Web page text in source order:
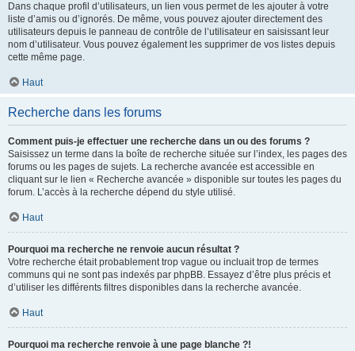
Dans chaque profil d’utilisateurs, un lien vous permet de les ajouter à votre
liste d’amis ou d’ignorés. De même, vous pouvez ajouter directement des
utilisateurs depuis le panneau de contrôle de l’utilisateur en saisissant leur
nom d’utilisateur. Vous pouvez également les supprimer de vos listes depuis
cette même page.
Haut
Recherche dans les forums
Comment puis-je effectuer une recherche dans un ou des forums ?
Saisissez un terme dans la boîte de recherche située sur l’index, les pages des
forums ou les pages de sujets. La recherche avancée est accessible en
cliquant sur le lien « Recherche avancée » disponible sur toutes les pages du
forum. L’accès à la recherche dépend du style utilisé.
Haut
Pourquoi ma recherche ne renvoie aucun résultat ?
Votre recherche était probablement trop vague ou incluait trop de termes
communs qui ne sont pas indexés par phpBB. Essayez d’être plus précis et
d’utiliser les différents filtres disponibles dans la recherche avancée.
Haut
Pourquoi ma recherche renvoie à une page blanche ?!